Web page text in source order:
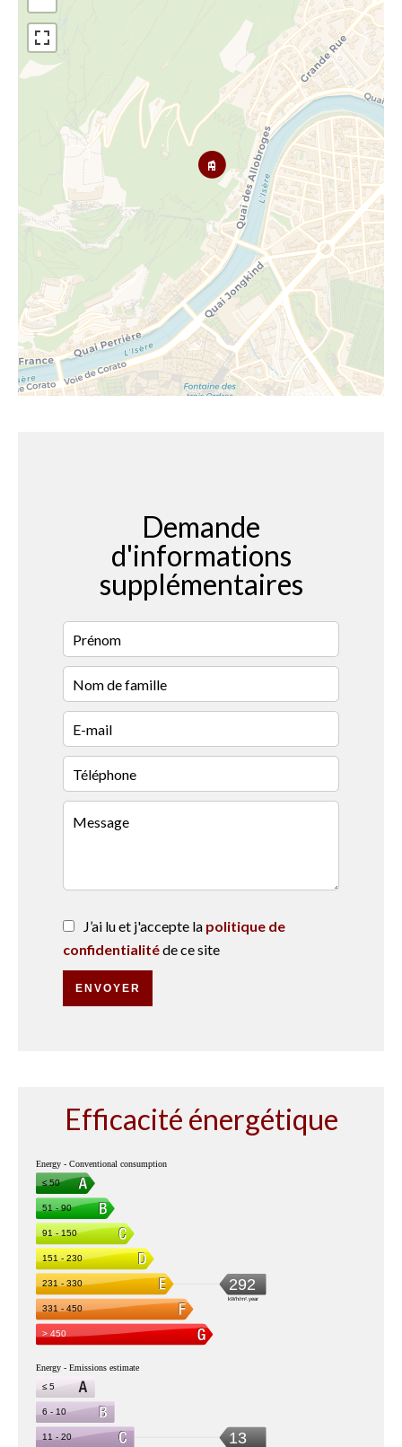
Demande
d'informations
supplémentaires
J’ai lu et j'accepte la politique de
confidentialitéde ce site
ENVOYER
Efficacité énergétique